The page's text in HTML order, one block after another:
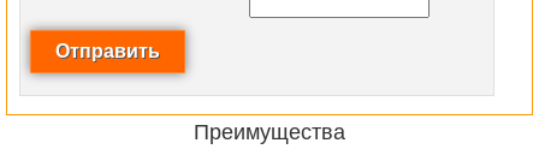
Преимущества